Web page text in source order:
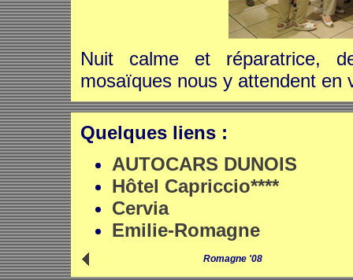
Nuit calme et réparatrice,
mosaïques nous y attendent
Quelques liens :
AUTOCARS DUNOIS
Hôtel Capriccio****
Cervia
Emilie-Romagne
Romagne '08